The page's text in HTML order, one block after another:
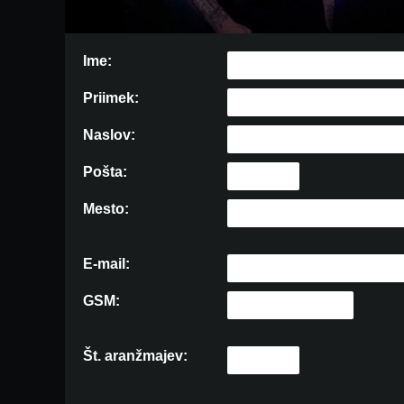
Ime:
Priimek:
Naslov:
Pošta:
Mesto:
E-mail:
GSM:
Št. aranžmajev: